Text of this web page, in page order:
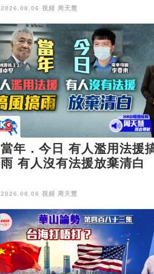
2026.08.06 視頻 周天慧
當年．今日 有人濫用法援
雨 有人沒有法援放棄清白
2026.08.06 視頻 周天慧